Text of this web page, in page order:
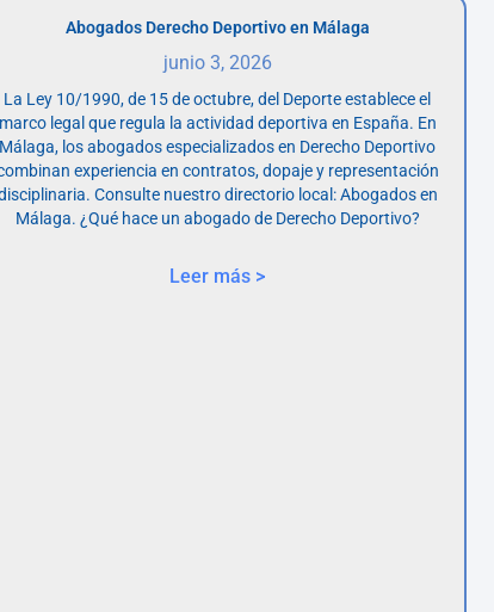
Abogados Derecho Deportivo en Málaga
junio 3, 2026
La Ley 10/1990, de 15 de octubre, del Deporte establece el
marco legal que regula la actividad deportiva en España. En
Málaga, los abogados especializados en Derecho Deportivo
experiencia en contratos, dopaje y representación
Consulte nuestro directorio local: Abogados en
Málaga. ¿Qué hace un abogado de Derecho Deportivo?
Leer más >